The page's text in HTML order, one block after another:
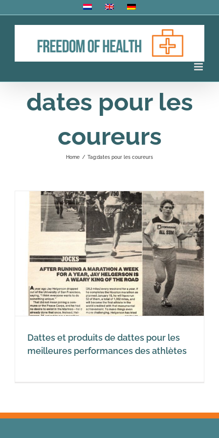
to
dates pour les
coureurs
Home / Tag:dates pour les coureurs
Dattes et produits de dattes pour les
meilleures performances des athlètes